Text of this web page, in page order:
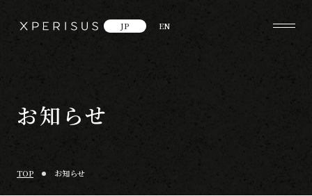
JP EN
お知らせ
TOP お知らせ